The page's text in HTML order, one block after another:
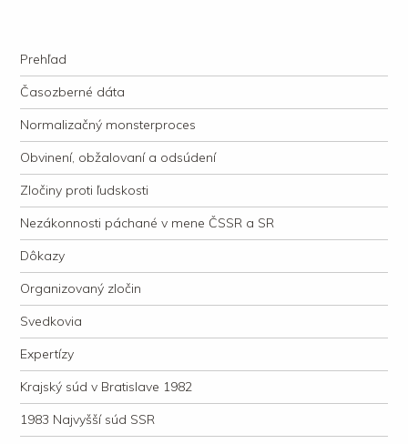
justície
Navigation
Skip to content
Prehľad
Časozberné dáta
Normalizačný monsterproces
Obvinení, obžalovaní a odsúdení
Zločiny proti ľudskosti
Nezákonnosti páchané v mene ČSSR a SR
Dôkazy
Organizovaný zločin
Svedkovia
Expertízy
Krajský súd v Bratislave 1982
1983 Najvyšší súd SSR